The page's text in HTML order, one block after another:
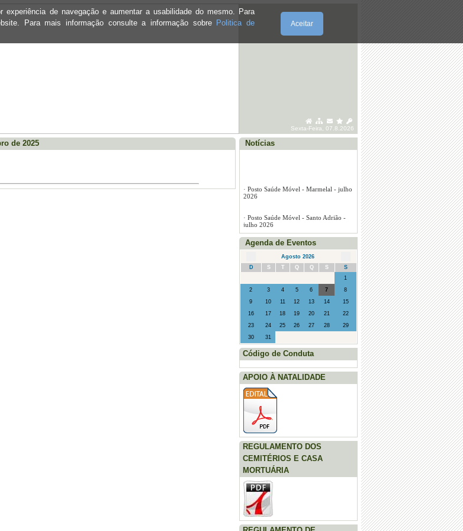
de navegação e aumentar a usabilidade do mesmo. Para
Para mais informação consulte a informação sobre
Politica de
Aceitar
Sexta-Feira, 07.8.2026
de 2025 Notícias
· Posto Saúde Móvel - Marmelal - julho
2026
· Posto Saúde Móvel - Santo Adrião -
julho 2026
·Posto Saúde Móvel - Vila Seca - julho
·Posto Saúde Móvel - Agosto (Sto.
Agenda de Eventos
Agosto 2026
D
S T Q Q S
S
1
2
3 4 5 6 7
8
9
10 11 12 13 14
15
16
17 18 19 20 21
22
23
24 25 26 27 28
29
30
31
Código de Conduta
APOIO À NATALIDADE
REGULAMENTO DOS
CEMITÉRIOS E CASA
MORTUÁRIA